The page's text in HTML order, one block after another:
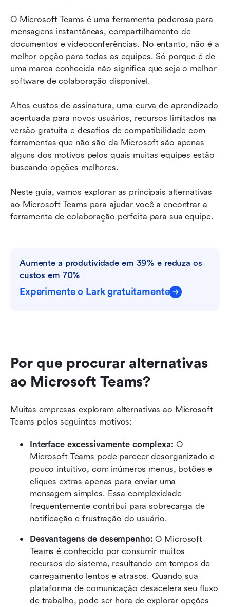
O Microsoft Teams é uma ferramenta poderosa para
mensagens instantâneas, compartilhamento de
documentos e videoconferências. No entanto, não é a
melhor opção para todas as equipes. Só porque é de
uma marca conhecida não significa que seja o melhor
software de colaboração disponível.
Altos custos de assinatura, uma curva de aprendizado
acentuada para novos usuários, recursos limitados na
versão gratuita e desafios de compatibilidade com
ferramentas que não são da Microsoft são apenas
alguns dos motivos pelos quais muitas equipes estão
buscando opções melhores.
Neste guia, vamos explorar as principais alternativas
ao Microsoft Teams para ajudar você a encontrar a
ferramenta de colaboração perfeita para sua equipe.
Aumente a produtividade em 39% e reduza os
custos em 70%
Experimente o Lark gratuitamente
Por que procurar alternativas
ao Microsoft Teams?
Muitas empresas exploram alternativas ao Microsoft
Teams pelos seguintes motivos:
Interface excessivamente complexa: O
Microsoft Teams pode parecer desorganizado e
pouco intuitivo, com inúmeros menus, botões e
cliques extras apenas para enviar uma
mensagem simples. Essa complexidade
frequentemente contribui para sobrecarga de
notificação e frustração do usuário.
Desvantagens de desempenho: O Microsoft
Teams é conhecido por consumir muitos
recursos do sistema, resultando em tempos de
carregamento lentos e atrasos. Quando sua
plataforma de comunicação desacelera seu fluxo
de trabalho, pode ser hora de explorar opções
Como escolher uma alternativa ao Microsoft
Teams para sua equipe?
Por que o Lark é a melhor alternativa ao
Microsoft Teams
Microsoft Teams
FAQs sobre alternativas ao Microsoft Teams
Leitura relacionada